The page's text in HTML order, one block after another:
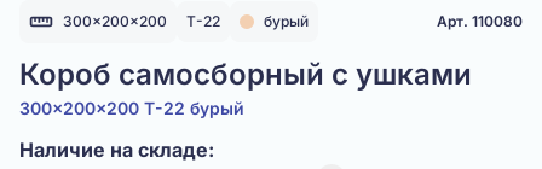
300x200x200 Т-22 бурый Арт. 110080
Короб самосборный с ушками
300x200x200 Т-22 бурый
Наличие на складе: